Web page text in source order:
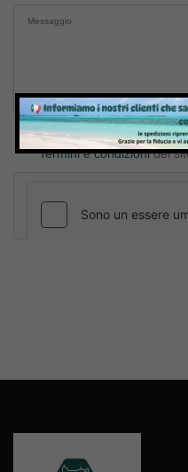
Inviando il
Termini e condizionidel